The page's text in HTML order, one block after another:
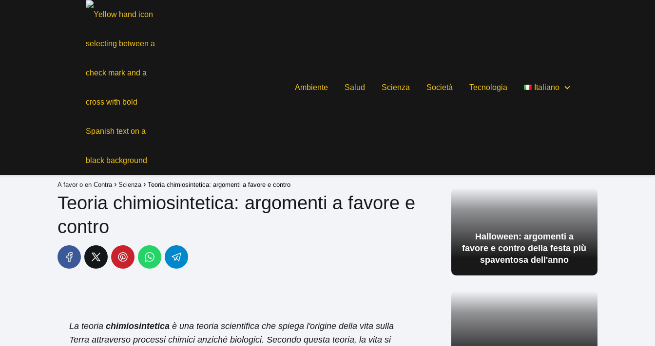
Ambiente Salud Scienza Società Tecnologia Italiano
A favor o en Contra Scienza Teoria chimiosintetica: argomenti a favore e contro
Teoria chimiosintetica: argomenti a favore e
contro
La teoria chimiosintetica è una teoria scientifica che spiega l'origine della vita sulla
Terra attraverso processi chimici anziché biologici. Secondo questa teoria, la vita si
Halloween: argomenti a
favore e contro della festa più
spaventosa dell'anno